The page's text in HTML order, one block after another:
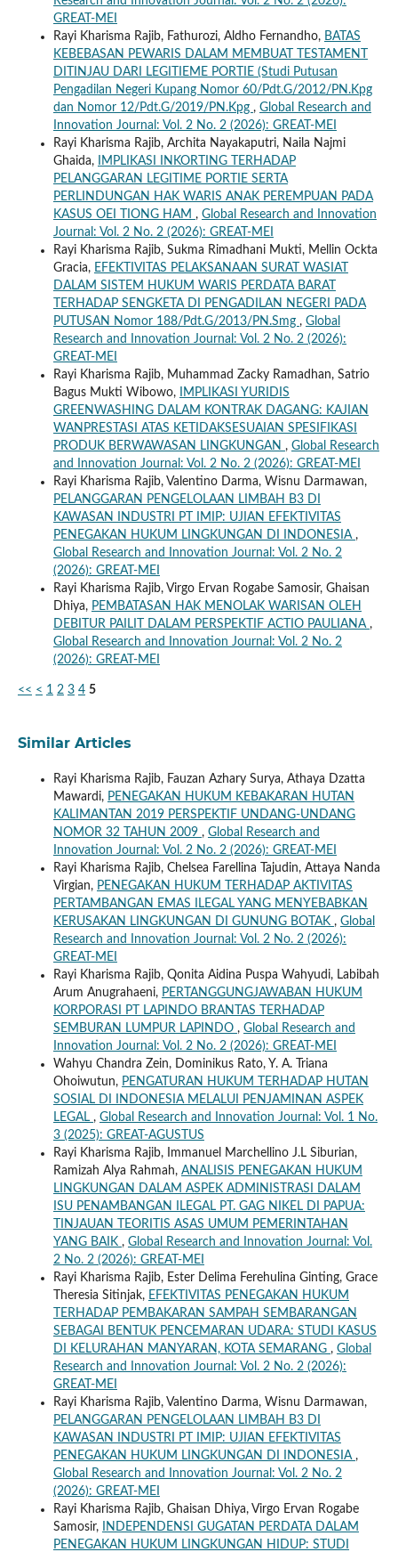
GREAT-MEI
Rayi Kharisma Rajib, Fathurozi, Aldho Fernandho, BATAS
KEBEBASAN PEWARIS DALAM MEMBUAT TESTAMENT
DITINJAU DARI LEGITIEME PORTIE (Studi Putusan
Pengadilan Negeri Kupang Nomor 60/Pdt.G/2012/PN.Kpg
dan Nomor 12/Pdt.G/2019/PN.Kpg , Global Research and
Innovation Journal: Vol. 2 No. 2 (2026): GREAT-MEI
Rayi Kharisma Rajib, Archita Nayakaputri, Naila Najmi
Ghaida,
IMPLIKASI INKORTING TERHADAP
PELANGGARAN LEGITIME PORTIE SERTA
PERLINDUNGAN HAK WARIS ANAK PEREMPUAN PADA
KASUS OEI TIONG HAM , Global Research and Innovation
Journal: Vol. 2 No. 2 (2026): GREAT-MEI
Rayi Kharisma Rajib, Sukma Rimadhani Mukti, Mellin Ockta
Gracia, EFEKTIVITAS PELAKSANAAN SURAT WASIAT
DALAM SISTEM HUKUM WARIS PERDATA BARAT
TERHADAP SENGKETA DI PENGADILAN NEGERI PADA
PUTUSAN Nomor 188/Pdt.G/2013/PN.Smg , Global
Research and Innovation Journal: Vol. 2 No. 2 (2026):
GREAT-MEI
Rayi Kharisma Rajib, Muhammad Zacky Ramadhan, Satrio
Bagus Mukti Wibowo,
IMPLIKASI YURIDIS
GREENWASHING DALAM KONTRAK DAGANG: KAJIAN
WANPRESTASI ATAS KETIDAKSESUAIAN SPESIFIKASI
PRODUK BERWAWASAN LINGKUNGAN , Global Research
and Innovation Journal: Vol. 2 No. 2 (2026): GREAT-MEI
Rayi Kharisma Rajib, Valentino Darma, Wisnu Darmawan,
PELANGGARAN PENGELOLAAN LIMBAH B3 DI
KAWASAN INDUSTRI PT IMIP: UJIAN EFEKTIVITAS
PENEGAKAN HUKUM LINGKUNGAN DI INDONESIA ,
Global Research and Innovation Journal: Vol. 2 No. 2
(2026): GREAT-MEI
Rayi Kharisma Rajib, Virgo Ervan Rogabe Samosir, Ghaisan
Dhiya, PEMBATASAN HAK MENOLAK WARISAN OLEH
DEBITUR PAILIT DALAM PERSPEKTIF ACTIO PAULIANA ,
Global Research and Innovation Journal: Vol. 2 No. 2
(2026): GREAT-MEI
<< < 1 2 3 4 5
Similar Articles
Rayi Kharisma Rajib, Fauzan Azhary Surya, Athaya Dzatta
Mawardi, PENEGAKAN HUKUM KEBAKARAN HUTAN
KALIMANTAN 2019 PERSPEKTIF UNDANG-UNDANG
NOMOR 32 TAHUN 2009 , Global Research and
Innovation Journal: Vol. 2 No. 2 (2026): GREAT-MEI
Rayi Kharisma Rajib, Chelsea Farellina Tajudin, Attaya Nanda
Virgian, PENEGAKAN HUKUM TERHADAP AKTIVITAS
PERTAMBANGAN EMAS ILEGAL YANG MENYEBABKAN
KERUSAKAN LINGKUNGAN DI GUNUNG BOTAK , Global
Research and Innovation Journal: Vol. 2 No. 2 (2026):
GREAT-MEI
Rayi Kharisma Rajib, Qonita Aidina Puspa Wahyudi, Labibah
Arum Anugrahaeni, PERTANGGUNGJAWABAN HUKUM
KORPORASI PT LAPINDO BRANTAS TERHADAP
SEMBURAN LUMPUR LAPINDO , Global Research and
Innovation Journal: Vol. 2 No. 2 (2026): GREAT-MEI
Wahyu Chandra Zein, Dominikus Rato, Y. A. Triana
Ohoiwutun, PENGATURAN HUKUM TERHADAP HUTAN
SOSIAL DI INDONESIA MELALUI PENJAMINAN ASPEK
LEGAL , Global Research and Innovation Journal: Vol. 1 No.
3 (2025): GREAT-AGUSTUS
Rayi Kharisma Rajib, Immanuel Marchellino J.L Siburian,
Ramizah Alya Rahmah, ANALISIS PENEGAKAN HUKUM
LINGKUNGAN DALAM ASPEK ADMINISTRASI DALAM
ISU PENAMBANGAN ILEGAL PT. GAG NIKEL DI PAPUA:
TINJAUAN TEORITIS ASAS UMUM PEMERINTAHAN
YANG BAIK , Global Research and Innovation Journal: Vol.
2 No. 2 (2026): GREAT-MEI
Rayi Kharisma Rajib, Ester Delima Ferehulina Ginting, Grace
Theresia Sitinjak, EFEKTIVITAS PENEGAKAN HUKUM
TERHADAP PEMBAKARAN SAMPAH SEMBARANGAN
SEBAGAI BENTUK PENCEMARAN UDARA: STUDI KASUS
DI KELURAHAN MANYARAN, KOTA SEMARANG , Global
Research and Innovation Journal: Vol. 2 No. 2 (2026):
GREAT-MEI
Rayi Kharisma Rajib, Valentino Darma, Wisnu Darmawan,
PELANGGARAN PENGELOLAAN LIMBAH B3 DI
KAWASAN INDUSTRI PT IMIP: UJIAN EFEKTIVITAS
PENEGAKAN HUKUM LINGKUNGAN DI INDONESIA ,
Global Research and Innovation Journal: Vol. 2 No. 2
(2026): GREAT-MEI
Rayi Kharisma Rajib, Ghaisan Dhiya, Virgo Ervan Rogabe
Samosir,
INDEPENDENSI GUGATAN PERDATA DALAM
PENEGAKAN HUKUM LINGKUNGAN HIDUP: STUDI